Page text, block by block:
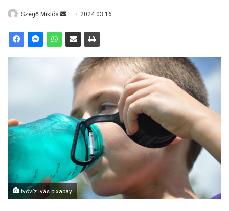
Szegő Miklós
n
i
l
2024.03.16.
ivóvíz ivás pixabay